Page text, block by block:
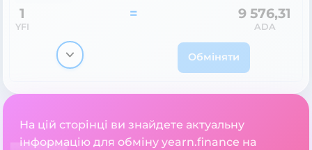
1
YFI
= 9 576,31
ADA
Обміняти
На цій сторінці ви знайдете актуальну
інформацію для обміну yearn.finance на